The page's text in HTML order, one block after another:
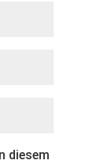
diesem